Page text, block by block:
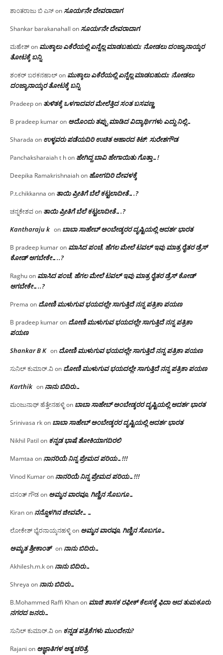
ಶಾಂತರಾಜು ಬಿ ಎಸ್onಸೂರ್ಯನೇ ದೇವರಾದಾಗ
Shankar barakanahall onಸೂರ್ಯನೇ ದೇವರಾದಾಗ
ಮಹೇಶ್on ಮುಕ್ಕಾಲು ಎಕೆರೆಯಲ್ಲಿ ಏನ್ನೆಲ್ಲ‌ ಮಾಡಬಹುದು: ನೋಡಲು ದಂಜ್ಯಾನಾಯ್ಕರ
ತೋಟಕ್ಕೆ ಬನ್ನಿ
ಶಂಕರ್ ಬರಕನಹಾಲ್on ಮುಕ್ಕಾಲು ಎಕೆರೆಯಲ್ಲಿ ಏನ್ನೆಲ್ಲ‌ ಮಾಡಬಹುದು: ನೋಡಲು
ದಂಜ್ಯಾನಾಯ್ಕರ ತೋಟಕ್ಕೆ ಬನ್ನಿ
Pradeepon ತುಳಿತಕ್ಕೆ ಒಳಗಾದವರ ಮೇಲೆತ್ತಿದ ಸಂತ ಬಸವಣ್ಣ
B pradeep kumaron ಅದೊಂದು ತಪ್ಪು ಮಾಡಿದ ವಿದ್ಯಾರ್ಥಿಗಳು ಎದ್ದು ನಿಲ್ಲಿ…
Sharada on ಉಳ್ಳವರು ಪಡೆಯದಿರಿ ಉಚಿತ ಆಹಾರದ ಕಿಟ್: ಸುರೇಶಗೌಡ
Panchaksharaiah t hon ಹೇಗಿದ್ದ ಬಾವಿ ಹೇಗಾಯಿತು ಗೊತ್ತಾ…!
Deepika Ramakrishnaiahon ಹೋಗದಿರಿ ದೇವಳಕ್ಕೆ
P.t.chikkanna on ತಾಯಿ ಪ್ರೀತಿಗೆ ಬೆಲೆ ಕಟ್ಟಲಾದೀತೆ….?
ಚನ್ನಕೇಶವon ತಾಯಿ ಪ್ರೀತಿಗೆ ಬೆಲೆ ಕಟ್ಟಲಾದೀತೆ….?
Kantharaju k on ಬಾಬಾ ಸಾಹೇಬ್ ಅಂಬೇಡ್ಕರರ ದೃಷ್ಟಿಯಲ್ಲಿ ಆದರ್ಶ ಭಾರತ
B pradeep kumaron ಮಾಸಿದ ಪಂಚೆ, ಹೆಗಲ ಮೇಲೆ ಟವಲ್‌ ಇವು ಮಾತ್ರ ರೈತರ ಡ್ರೆಸ್‌
ಕೋಡ್ ಆಗಬೇಕೇ…..?‌
Raghuon ಮಾಸಿದ ಪಂಚೆ, ಹೆಗಲ ಮೇಲೆ ಟವಲ್‌ ಇವು ಮಾತ್ರ ರೈತರ ಡ್ರೆಸ್‌ ಕೋಡ್
ಆಗಬೇಕೇ…..?‌
Prema on ದೋಣಿ ಮುಳುಗುವ ಭಯದಲ್ಲೇ ಸಾಗುತ್ತಿದೆ ನನ್ನ ಪತ್ರಿಕಾ ಪಯಣ
B pradeep kumaron ದೋಣಿ ಮುಳುಗುವ ಭಯದಲ್ಲೇ ಸಾಗುತ್ತಿದೆ ನನ್ನ ಪತ್ರಿಕಾ
ಪಯಣ
Shankar B K on ದೋಣಿ ಮುಳುಗುವ ಭಯದಲ್ಲೇ ಸಾಗುತ್ತಿದೆ ನನ್ನ ಪತ್ರಿಕಾ ಪಯಣ
ಸುನಿಲ್ ಕುಮಾರ್.ವಿon ದೋಣಿ ಮುಳುಗುವ ಭಯದಲ್ಲೇ ಸಾಗುತ್ತಿದೆ ನನ್ನ ಪತ್ರಿಕಾ ಪಯಣ
Karthik on ನಾನು ಬಿದಿರು…
ಮಂಜುನಾಥ್ ಹೆತ್ತೇನಹಳ್ಳಿon ಬಾಬಾ ಸಾಹೇಬ್ ಅಂಬೇಡ್ಕರರ ದೃಷ್ಟಿಯಲ್ಲಿ ಆದರ್ಶ ಭಾರತ
Srinivasa rkon ಬಾಬಾ ಸಾಹೇಬ್ ಅಂಬೇಡ್ಕರರ ದೃಷ್ಟಿಯಲ್ಲಿ ಆದರ್ಶ ಭಾರತ
Nikhil Patil on ಕನ್ನಡ ಭಾಷೆ ಶೋಕಿಯಾಗದಿರಲಿ
Mamtaa on ನಾನರಿಯೆ ನಿನ್ನ ಪ್ರೇಮದ ಪರಿಯ…!!!
Vinod Kumaron ನಾನರಿಯೆ ನಿನ್ನ ಪ್ರೇಮದ ಪರಿಯ…!!!
ವಸಂತ್ ಗೌಡon ಅಮ್ಮನ ವಾರವೂ, ಗಿಣ್ಣಿನ ಸೊಬಗೂ…
Kiranon ನನ್ನೊಳಗಿನ ಜೀವವೇ……
ಲೋಕೇಶ್ ಭೈರನಾಯ್ಕನಹಳ್ಳಿon ಅಮ್ಮನ ವಾರವೂ, ಗಿಣ್ಣಿನ ಸೊಬಗೂ…
ಅಮೃತ ಶ್ರೀಕಾಂತ್ on ನಾನು ಬಿದಿರು…
Akhilesh.m.kon ನಾನು ಬಿದಿರು…
Shreya on ನಾನು ಬಿದಿರು…
B.Mohammed Raffi Khanon ಮಾಜಿ ಶಾಸಕ ರಫೀಕ್ ಕೆಲಸಕ್ಕೆ ಫಿದಾ ಆದ ತುಮಕೂರು
ನಗರದ ಜನರು…
ಸುನಿಲ್ ಕುಮಾರ್.ವಿon ಕನ್ನಡ ಪತ್ರಿಕೆಗಳು ಮುಂದೇನು?
Rajani on ಅಜ್ಞಾತಿಗಳ ಆತ್ಮ ಚರಿತ್ರೆ